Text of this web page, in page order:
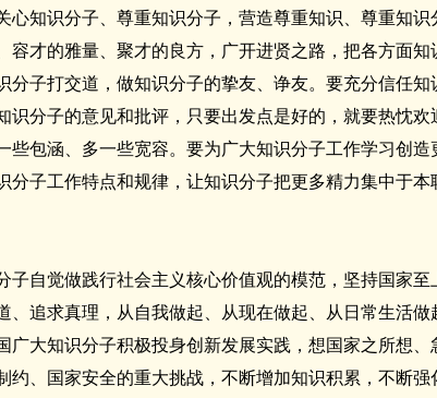
心知识分子、尊重知识分子，营造尊重知识、尊重知
容才的雅量、聚才的良方，广开进贤之路，把各方面
分子打交道，做知识分子的挚友、诤友。要充分信任
识分子的意见和批评，只要出发点是好的，就要热忱
些包涵、多一些宽容。要为广大知识分子工作学习创
分子工作特点和规律，让知识分子把更多精力集中于
子自觉做践行社会主义核心价值观的模范，坚持国家
、追求真理，从自我做起、从现在做起、从日常生活
广大知识分子积极投身创新发展实践，想国家之所想
约、国家安全的重大挑战，不断增加知识积累，不断